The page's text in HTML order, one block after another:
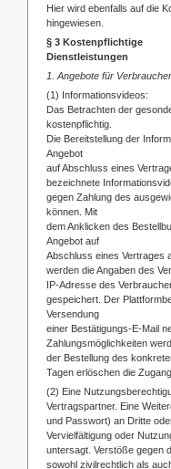
Hier wird ebenfalls auf die
hingewiesen.
§ 3 Kostenpflichtige
Dienstleistungen
1. Angebote für Verbraucher
(1) Informationsvideos:
Das Betrachten der
kostenpflichtig.
Die Bereitstellung der
Angebot
auf Abschluss eines
bezeichnete
gegen Zahlung des
können. Mit
dem Anklicken des
Angebot auf
Abschluss eines Vertrages
werden die Angaben des
IP-Adresse des
gespeichert. Der
Versendung
einer Bestätigungs-E-Mail
Zahlungsmöglichkeiten
der Bestellung des
Tagen erlöschen die
(2) Eine
Vertragspartner. Eine
und Passwort) an Dritte
Vervielfältigung oder
untersagt. Verstöße gegen
sowohl zivilrechtlich als